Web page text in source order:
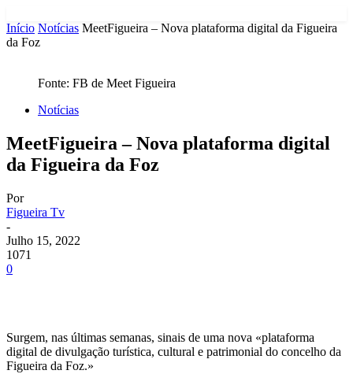
Início Notícias MeetFigueira – Nova plataforma digital da Figueira
da Foz
Fonte: FB de Meet Figueira
Notícias
MeetFigueira – Nova plataforma digital
da Figueira da Foz
Por
Figueira Tv
-
Julho 15, 2022
1071
0
Surgem, nas últimas semanas, sinais de uma nova «plataforma
digital de divulgação turística, cultural e patrimonial do concelho da
Figueira da Foz.»